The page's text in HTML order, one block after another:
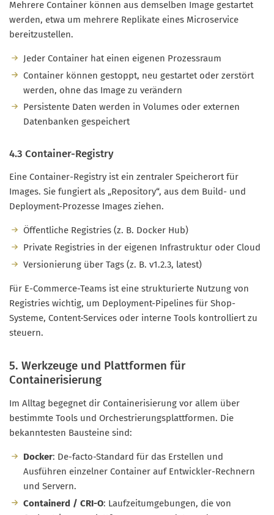
Mehrere Container können aus demselben Image gestartet
werden, etwa um mehrere Replikate eines Microservice
bereitzustellen.
Jeder Container hat einen eigenen Prozessraum
Container können gestoppt, neu gestartet oder zerstört
werden, ohne das Image zu verändern
Persistente Daten werden in Volumes oder externen
Datenbanken gespeichert
4.3 Container-Registry
Eine Container-Registry ist ein zentraler Speicherort für
Images. Sie fungiert als „Repository“, aus dem Build- und
Deployment-Prozesse Images ziehen.
Öffentliche Registries (z. B. Docker Hub)
Private Registries in der eigenen Infrastruktur oder Cloud
Versionierung über Tags (z. B. v1.2.3, latest)
Für E-Commerce-Teams ist eine strukturierte Nutzung von
Registries wichtig, um Deployment-Pipelines für Shop-
Systeme, Content-Services oder interne Tools kontrolliert zu
steuern.
5. Werkzeuge und Plattformen für
Containerisierung
Im Alltag begegnet dir Containerisierung vor allem über
bestimmte Tools und Orchestrierungsplattformen. Die
bekanntesten Bausteine sind:
Docker: De-facto-Standard für das Erstellen und
Ausführen einzelner Container auf Entwickler-Rechnern
und Servern.
Containerd / CRI-O: Laufzeitumgebungen, die von